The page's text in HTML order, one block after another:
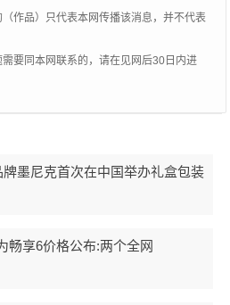
作品）只代表本网传播该消息，并不代表
要同本网联系的，请在见网后30日内进
墨尼克首次在中国举办礼盒包装
畅享6价格公布:两个全网